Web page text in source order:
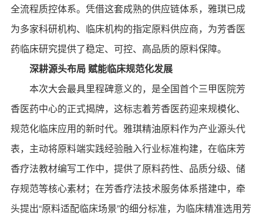
全流程质控体系。凭借这套成熟的供应链体系，雅琪已成
为多家科研机构、临床机构的指定原料供应商，为芳香医
药临床研究提供了稳定、可控、高品质的原料保障。
深耕源头布局 赋能临床规范化发展
本次大会最具里程碑意义的，是全国首个三甲医院芳
香医药中心的正式揭牌，这标志着芳香医药迎来规模化、
规范化临床应用的新时代。雅琪精油原料作为产业源头代
表，主动将原料端实践经验融入行业标准构建，在临床芳
香疗法教材编写工作中，提供了原料药性、品质分级、储
存规范等核心素材；在芳香疗法技术服务体系搭建中，牵
头提出“原料适配临床场景”的细分标准，为临床精准选用芳